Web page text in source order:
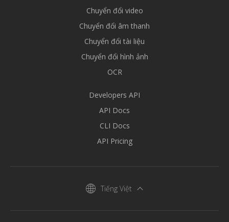
Chuyển đổi video
Chuyển đổi âm thanh
Chuyển đổi tài liệu
Chuyển đổi hình ảnh
OCR
Developers API
API Docs
CLI Docs
API Pricing
Tiếng Việt